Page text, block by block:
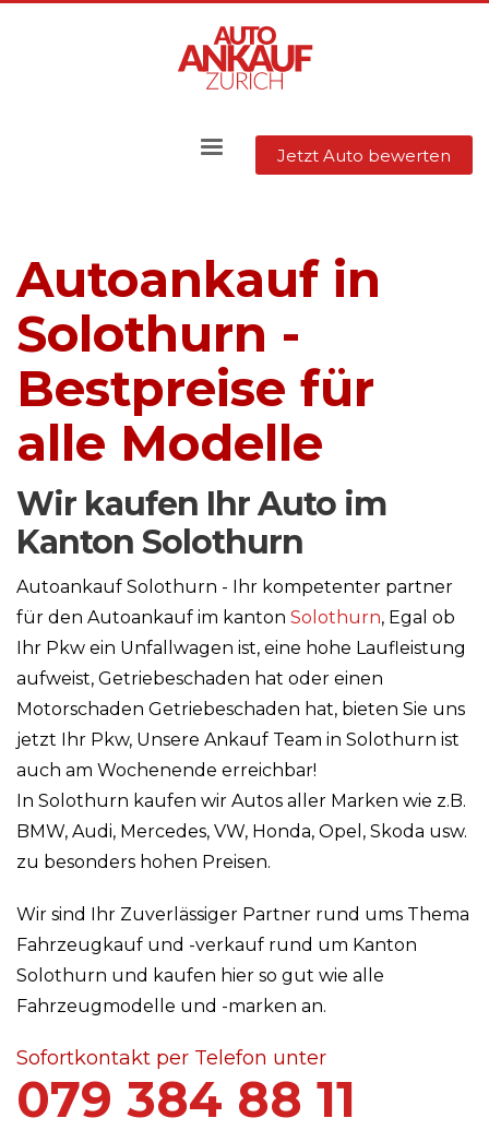
Jetzt Auto bewerten
Autoankauf in
Solothurn -
Bestpreise für
alle Modelle
Wir kaufen Ihr Auto im
Kanton Solothurn
Autoankauf Solothurn - Ihr kompetenter partner
für den Autoankauf im kanton Solothurn, Egal ob
Ihr Pkw ein Unfallwagen ist, eine hohe Laufleistung
aufweist, Getriebeschaden hat oder einen
Motorschaden Getriebeschaden hat, bieten Sie uns
jetzt Ihr Pkw, Unsere Ankauf Team in Solothurn ist
auch am Wochenende erreichbar!
In Solothurn kaufen wir Autos aller Marken wie z.B.
BMW, Audi, Mercedes, VW, Honda, Opel, Skoda usw.
zu besonders hohen Preisen.
Wir sind Ihr Zuverlässiger Partner rund ums Thema
Fahrzeugkauf und -verkauf rund um Kanton
Solothurn und kaufen hier so gut wie alle
Fahrzeugmodelle und -marken an.
Sofortkontakt per Telefon unter
079 384 88 11